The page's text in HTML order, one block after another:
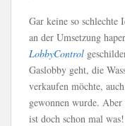
Gar keine so schlechte
an der Umsetzung
LobbyControl
Gaslobby geht, die
verkaufen möchte,
gewonnen wurde.
ist doch schon mal was!